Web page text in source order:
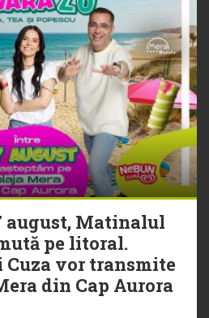
august, Matinalul
pe litoral.
Cuza vor transmite
din Cap Aurora